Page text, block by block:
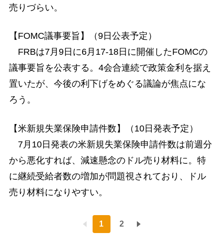
売りづらい。
【FOMC議事要旨】（9日公表予定）
FRBは7月9日に6月17-18日に開催したFOMCの
議事要旨を公表する。4会合連続で政策金利を据え
置いたが、今後の利下げをめぐる議論が焦点にな
ろう。
【米新規失業保険申請件数】（10日発表予定）
7月10日発表の米新規失業保険申請件数は前週分
から悪化すれば、減速懸念のドル売り材料に。特
に継続受給者数の増加が問題視されており、ドル
売り材料になりやすい。
1 2